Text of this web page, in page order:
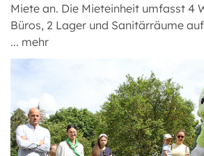
Miete an. Die Mieteinheit umfasst 4
Büros, 2 Lager und Sanitärräume
... mehr